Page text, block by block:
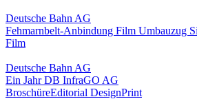
Deutsche Bahn AG
Fehmarnbelt-Anbindung Film Umbauzug
Film
Deutsche Bahn AG
Ein Jahr DB InfraGO AG
BroschüreEditorial DesignPrint